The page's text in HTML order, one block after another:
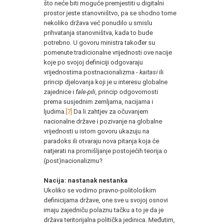
što neće biti moguće premjestiti u digitalni
prostor jeste stanovništvo, pa se shodno tome
nekoliko država već ponudilo u smislu
prihvatanja stanovništva, kada to bude
potrebno. U govoru ministra također su
pomenute tradicionalne vrijednosti ove nacije
koje po svojoj definiciji odgovaraju
vrijednostima postnacionalizma - kaitasi ili
princip djelovanja koji je u interesu globalne
zajednice i fale-pili , princip odgovornosti
prema susjednim zemljama, nacijama i
ljudima. [7] Da li zahtjev za očuvanjem
nacionalne države i pozivanje na globalne
vrijednosti u istom govoru ukazuju na
paradoks ili otvaraju nova pitanja koja će
natjerati na promišljanje postojećih teorija o
(post)nacionalizmu?
Nacija: nastanak nestanka
Ukoliko se vodimo pravno-politološkim
definicijama države, one sve u svojoj osnovi
imaju zajedniču polaznu tačku a to je da je
država teritorijalna politička jedinica. Međutim,